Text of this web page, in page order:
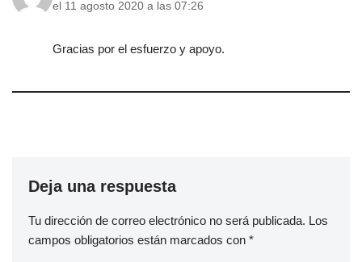
el 11 agosto 2020 a las 07:26
Gracias por el esfuerzo y apoyo.
Deja una respuesta
Tu dirección de correo electrónico no será publicada. Los
campos obligatorios están marcados con *